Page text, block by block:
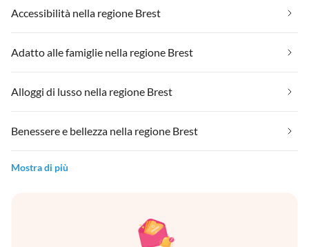
Accessibilità nella regione Brest
Adatto alle famiglie nella regione Brest
Alloggi di lusso nella regione Brest
Benessere e bellezza nella regione Brest
Mostra di più